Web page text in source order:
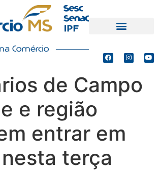
de Campo
e região
entrar em
terça